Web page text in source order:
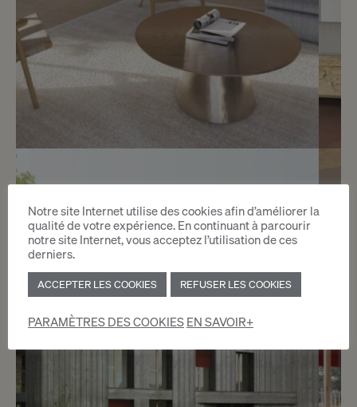
Promotion Vieux-Port 21
Versoix
m2
Notre site Internet utilise des cookies afin d’améliorer la
qualité de votre expérience. En continuant à parcourir
notre site Internet, vous acceptez l’utilisation de ces
derniers.
ACCEPTER LES COOKIES REFUSER LES COOKIES
PARAMÈTRES DES COOKIESEN SAVOIR+